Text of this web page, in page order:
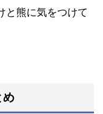
と熊に気をつけて
め